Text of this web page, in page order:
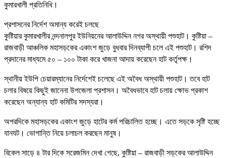
কুমারখালী প্রতিনিধি।
প্রশাসনের নির্দেশ অমান্য করেই চলছে
কুষ্টিয়ার কুমারখালীর নন্দনালপুর ইউনিয়নের আলাউদ্দিন নগর অস্থায়ী পশুহাট। কুষ্টিয়া –
রাজবাড়ী আঞ্চলিক মহাসড়কের একাংশ জুড়ে বুধবার দিনব্যাপী চলে এই পশুহাট। রশিদ
প্রদানের মাধ্যমে ৫০ – ১০০ টাকা করে খাজনা আদায় করেছেন হাট কর্তৃপক্ষ।
স্থানীয় ইউপি চেয়ারম্যানের নির্দেশেই চলেছে এই অবৈধ অস্থায়ী পশুহাট। তবে হাট
চলার বিষয়ে কিছুই জানেনা উপজেলা প্রশাসন। অবৈধভাবে হাট চলায় ক্ষোভ প্রকাশ
করেছেন অন্যান্য হাট কমিটির সদস্যরা।
অপরদিকে মহাসড়কের একাংশ জুড়ে হাটের কর্ম পরিচালিত হচ্ছে। এতে সড়কে সৃষ্টি হচ্ছে
যানযট। ভোগান্তি নিয়ে চলাচল করছেন মানুষ।
বিকেল সাড়ে ৪ টার দিকে সরেজমিন দেখা গেছে, কুষ্টিয়া – রাজবাড়ী সড়কের আলাউদ্দিন